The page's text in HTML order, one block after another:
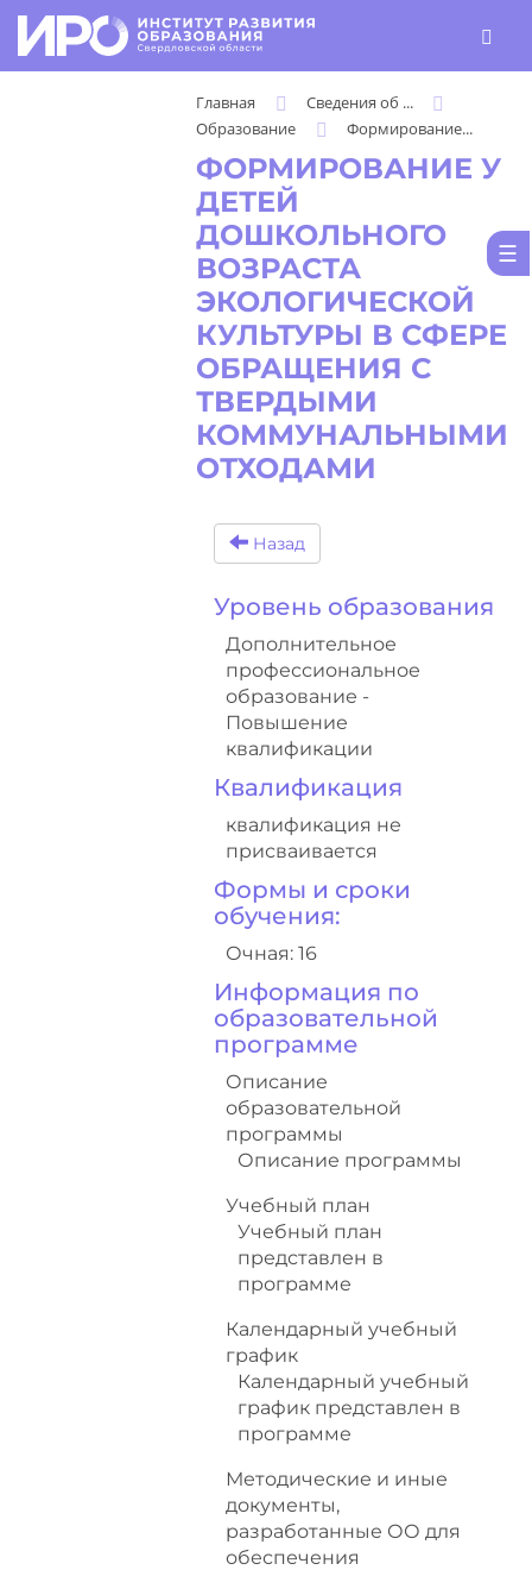
Главная
Сведения об ...
Образование
Формирование...
ФОРМИРОВАНИЕ У
ДЕТЕЙ
ДОШКОЛЬНОГО
ВОЗРАСТА
ЭКОЛОГИЧЕСКОЙ
КУЛЬТУРЫ В СФЕРЕ
ОБРАЩЕНИЯ С
ТВЕРДЫМИ
КОММУНАЛЬНЫМИ
ОТХОДАМИ
Назад
Уровень образования
Дополнительное
профессиональное
образование -
Повышение
квалификации
Квалификация
квалификация не
присваивается
Формы и сроки
обучения:
Очная: 16
Информация по
образовательной
программе
Описание
образовательной
программы
Описание программы
Учебный план
Учебный план
представлен в
программе
Календарный учебный
график
Календарный учебный
график представлен в
программе
Методические и иные
документы,
разработанные ОО для
обеспечения